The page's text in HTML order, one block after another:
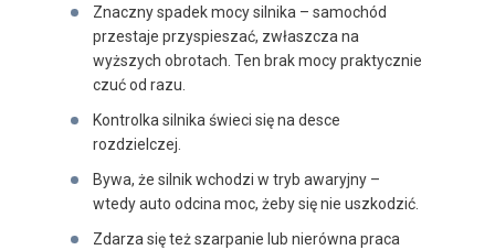
Znaczny spadek mocy silnika – samochód
przestaje przyspieszać, zwłaszcza na
wyższych obrotach. Ten brak mocy praktycznie
czuć od razu.
Kontrolka silnika świeci się na desce
rozdzielczej.
Bywa, że silnik wchodzi w tryb awaryjny –
wtedy auto odcina moc, żeby się nie uszkodzić.
Zdarza się też szarpanie lub nierówna praca